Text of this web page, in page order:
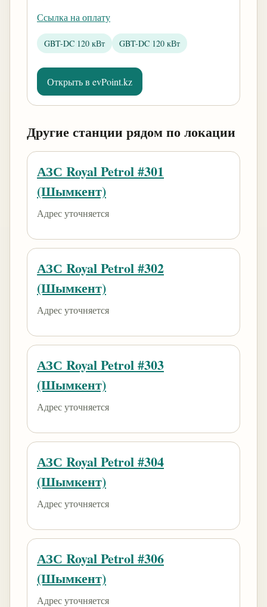
Ссылка на оплату
GBT-DC 120 кВт GBT-DC 120 кВт
Открыть в evPoint.kz
Другие станции рядом по локации
АЗС Royal Petrol #301
(Шымкент)
Адрес уточняется
АЗС Royal Petrol #302
(Шымкент)
Адрес уточняется
АЗС Royal Petrol #303
(Шымкент)
Адрес уточняется
АЗС Royal Petrol #304
(Шымкент)
Адрес уточняется
АЗС Royal Petrol #306
(Шымкент)
Адрес уточняется